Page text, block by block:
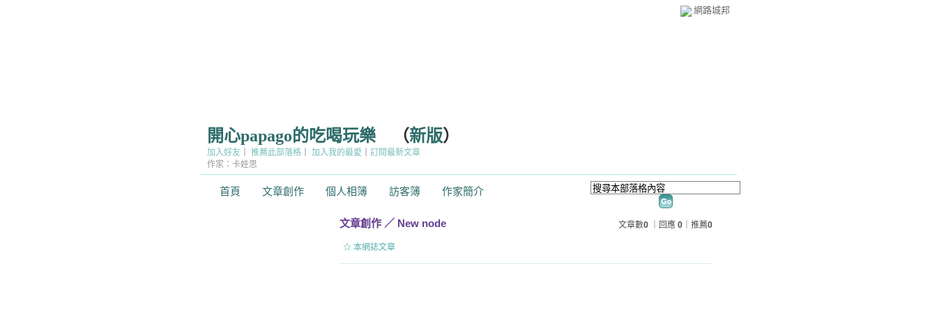
網路城邦
開心papago的吃喝玩樂 （新版）
首頁 文章創作 個人相簿 訪客簿 作家簡介
加入好友 推薦此部落格 加入我的最愛
訂閱最新文章
作家：卡娃思
文章創作 ／ New node 文章數0 ｜回應 0 ｜推薦0
☆ 本網誌文章